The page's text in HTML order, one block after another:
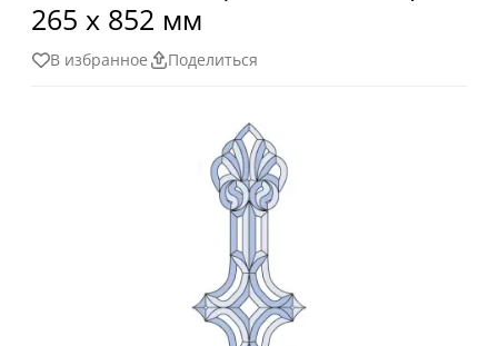
265 х 852 мм
В избранное Поделиться